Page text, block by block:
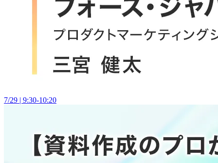
7/29 | 9:30-10:20